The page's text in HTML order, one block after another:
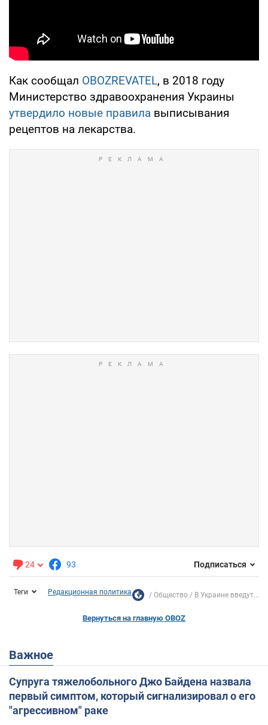
Как сообщал OBOZREVATEL, в 2018 году
Министерство здравоохранения Украины
утвердило новые правила выписывания
рецептов на лекарства.
24 93 Подписаться
Теги Редакционная политика Общество В Украине введут...
Вернуться на главную OBOZ
Важное
Супруга тяжелобольного Джо Байдена назвала
первый симптом, который сигнализировал о его
"агрессивном" раке